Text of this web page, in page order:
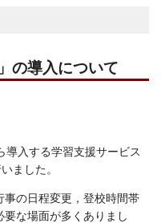
の導入について
導入する学習支援サービス
ました。
の日程変更，登校時間帯
な場面が多くありまし